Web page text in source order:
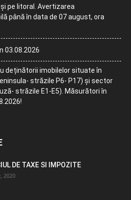
și pe litoral. Avertizarea
până în data de 07 august, ora
03.08.2026
deținătorii imobilelor situate în
străzile P6- P17) și sector
străzile E1-E5). Măsurători în
DE TAXE SI IMPOZITE
2020